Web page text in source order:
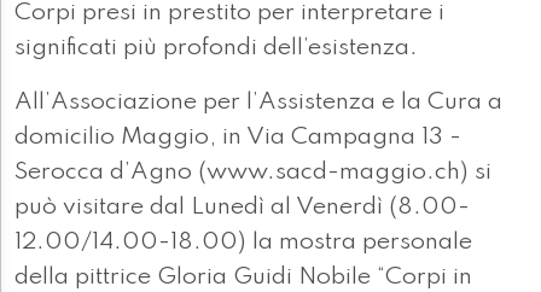
Corpi presi in prestito per interpretare i
significati più profondi dell’esistenza.
All’Associazione per l’Assistenza e la Cura a
domicilio Maggio, in Via Campagna 13 -
Serocca d’Agno (www.sacd-maggio.ch) si
può visitare dal Lunedì al Venerdì (8.00-
12.00/14.00-18.00) la mostra personale
della pittrice Gloria Guidi Nobile “Corpi in